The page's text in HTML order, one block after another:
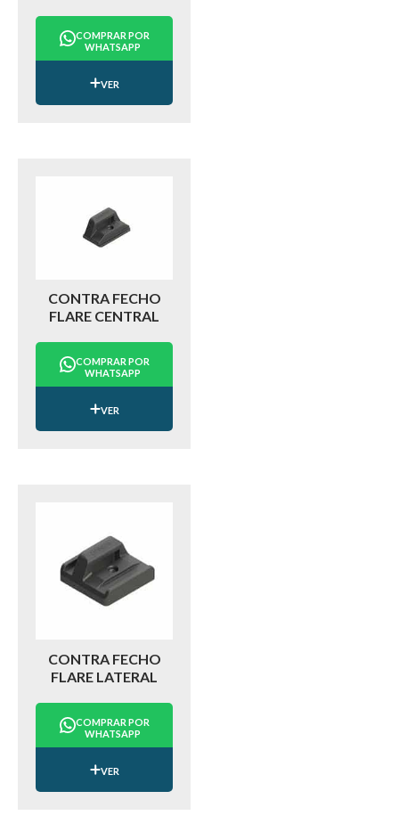
COMPRAR POR
WHATSAPP
VER
CONTRA FECHO
FLARE CENTRAL
COMPRAR POR
WHATSAPP
VER
CONTRA FECHO
FLARE LATERAL
COMPRAR POR
WHATSAPP
VER